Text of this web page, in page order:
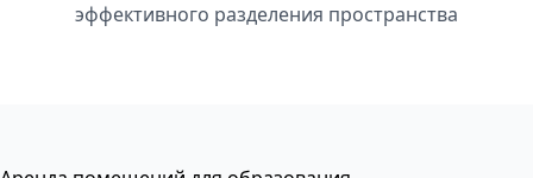
эффективного разделения пространства